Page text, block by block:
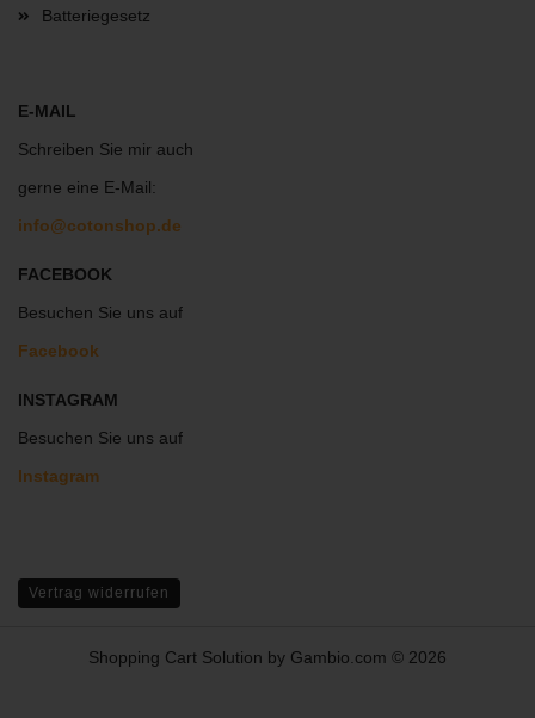
Batteriegesetz
E-MAIL
Schreiben Sie mir auch
gerne eine E-Mail:
info@cotonshop.de
FACEBOOK
Besuchen Sie uns auf
Facebook
INSTAGRAM
Besuchen Sie uns auf
Instagram
Vertrag widerrufen
Shopping Cart Solution by Gambio.com © 2026